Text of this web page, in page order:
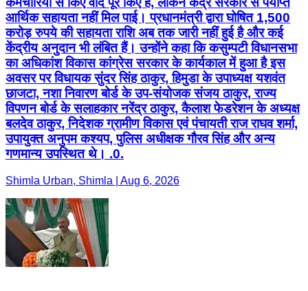
आर्थिक सहायता नहीं मिल पाई। प्रधानमंत्री द्वारा घोषित 1,500
करोड़ रुपये की सहायता राशि अब तक जारी नहीं हुई है और कई
केंद्रीय अनुदान भी लंबित हैं। उन्होंने कहा कि कसुम्पटी विधानसभा
का अधिकांश विकास कांग्रेस सरकार के कार्यकाल में हुआ है इस
अवसर पर विधायक सुंदर सिंह ठाकुर, हिमुडा के उपाध्यक्ष यशवंत
छाजटा, नशा निवारण बोर्ड के उप-संयोजक संजय ठाकुर, राज्य
विपणन बोर्ड के सलाहकार नरेंद्र ठाकुर, कैलाश फेडरेशन के अध्यक्ष
बलदेव ठाकुर, निदेशक ग्रामीण विकास एवं पंचायती राज राघव शर्मा,
उपायुक्त अनुपम कश्यप, पुलिस अधीक्षक गौरव सिंह और अन्य
गणमान्य उपस्थित थे। .0.
Shimla Urban, Shimla | Aug 6, 2026